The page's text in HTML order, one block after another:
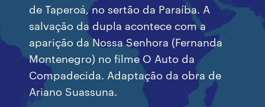
de Taperoá, no sertão da Paraíba. A
salvação da dupla acontece com a
aparição da Nossa Senhora (Fernanda
Montenegro) no filme O Auto da
Compadecida. Adaptação da obra de
Ariano Suassuna.